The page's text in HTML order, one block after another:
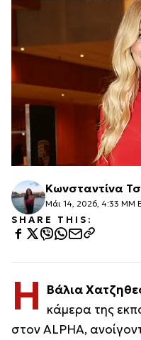
Κωνσταντίνα
Μάι 14, 2026, 4:33 ΜΜ
SHARE THIS:
Η Βάλια
κάμερα της
στον ALPHA,